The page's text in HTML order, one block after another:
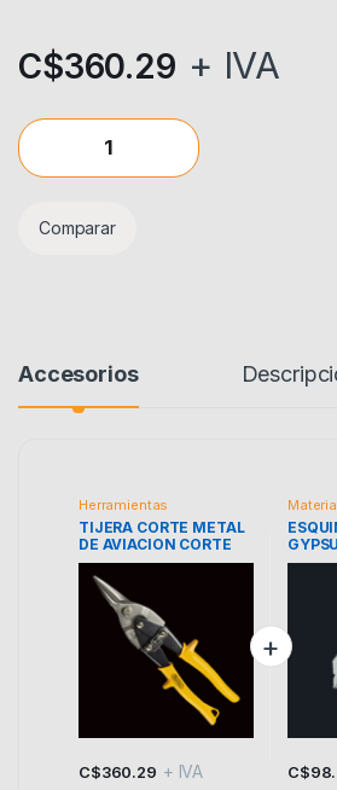
C$360.29 + IVA
TIJERA CORTE METAL DE AVIACION
Comparar
Accesorios
Herramientas
TIJERA CORTE METAL
DE AVIACION CORTE
RECTO COVO
C$360.29 + IVA C$